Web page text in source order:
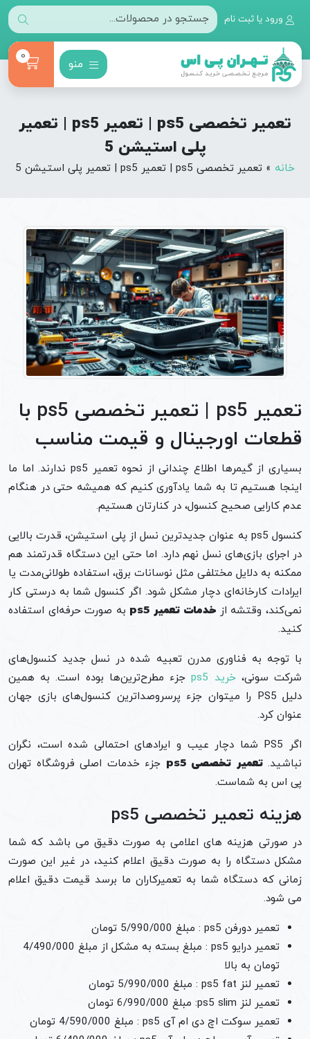
ورود یا ثبت نام
منو
0
تعمیر تخصصی ps5 | تعمیر ps5 | تعمیر
پلی استیشن 5
خانه » تعمیر تخصصی ps5 | تعمیر ps5 | تعمیر پلی استیشن 5
تعمیر ps5 | تعمیر تخصصی ps5 با
قطعات اورجینال و قیمت مناسب
بسیاری از گیمرها اطلاع چندانی از نحوه تعمیر ps5 ندارند. اما ما
اینجا هستیم تا به شما یادآوری کنیم که همیشه حتی در هنگام
عدم کارایی صحیح کنسول، در کنارتان هستیم.
کنسول ps5 به عنوان جدیدترین نسل از پلی استیشن، قدرت بالایی
در اجرای بازی‌های نسل نهم دارد. اما حتی این دستگاه قدرتمند هم
ممکنه به دلایل مختلفی مثل نوسانات برق، استفاده طولانی‌مدت یا
ایرادات کارخانه‌ای دچار مشکل شود. اگر کنسول شما به درستی کار
نمی‌کند، وقتشه از خدمات تعمیر ps5
به صورت حرفه‌ای استفاده
کنید.
با توجه به فناوری مدرن تعبیه شده در نسل جدید کنسول‌های
شرکت سونی،خرید ps5
جزء مطرح‌ترین‌ها بوده است. به همین
دلیل PS5 را میتوان جزء پرسروصداترین کنسول‌های بازی جهان
عنوان کرد.
اگر PS5 شما دچار عیب و ایرادهای احتمالی شده است، نگران
نباشید.تعمیر تخصصی ps5
جزء خدمات اصلی فروشگاه تهران
پی اس به شماست.
هزینه تعمیر تخصصی ps5
در صورتی هزینه های اعلامی به صورت دقیق می باشد که شما
مشکل دستگاه را به صورت دقیق اعلام کنید، در غیر این صورت
زمانی که دستگاه شما به تعمیرکاران ما برسد قیمت دقیق اعلام
می شود.
تعمیر دورفن ps5 : مبلغ 5/990/000 تومان
تعمیر درایو ps5 : مبلغ بسته به مشکل از مبلغ 4/490/000
تومان به بالا
تعمیر لنز ps5 fat : مبلغ 5/990/000 تومان
تعمیر لنز ps5 slim: مبلغ 6/990/000 تومان
تعمیر سوکت اچ دی ام آی ps5 : مبلغ 4/590/000 تومان